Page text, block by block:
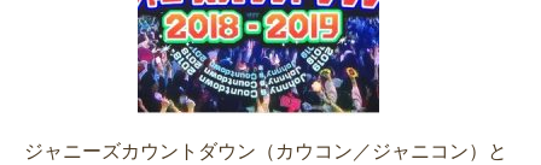
ジャニーズカウントダウン（カウコン／ジャニコン）と